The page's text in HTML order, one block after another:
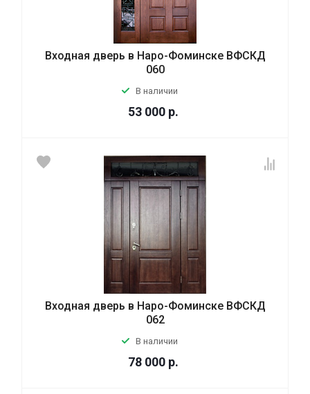
Входная дверь в Наро-Фоминске ВФСКД
060
В наличии
53 000 р.
Входная дверь в Наро-Фоминске ВФСКД
062
В наличии
78 000 р.